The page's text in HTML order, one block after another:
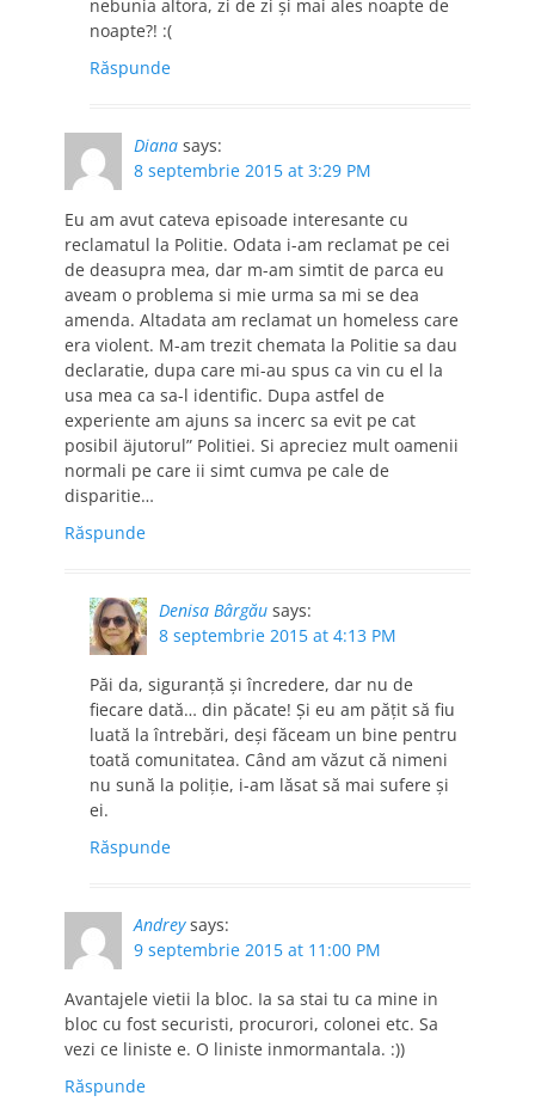
nebunia altora, zi de zi și mai ales noapte de
noapte?! :(
Răspunde
Diana says:
8 septembrie 2015 at 3:29 PM
Eu am avut cateva episoade interesante cu
reclamatul la Politie. Odata i-am reclamat pe cei
de deasupra mea, dar m-am simtit de parca eu
aveam o problema si mie urma sa mi se dea
amenda. Altadata am reclamat un homeless care
era violent. M-am trezit chemata la Politie sa dau
declaratie, dupa care mi-au spus ca vin cu el la
usa mea ca sa-l identific. Dupa astfel de
experiente am ajuns sa incerc sa evit pe cat
posibil äjutorul” Politiei. Si apreciez mult oamenii
normali pe care ii simt cumva pe cale de
disparitie…
Răspunde
Denisa Bârgău says:
8 septembrie 2015 at 4:13 PM
Păi da, siguranță și încredere, dar nu de
fiecare dată… din păcate! Și eu am pățit să fiu
luată la întrebări, deși făceam un bine pentru
toată comunitatea. Când am văzut că nimeni
nu sună la poliție, i-am lăsat să mai sufere și
ei.
Răspunde
Andrey says:
9 septembrie 2015 at 11:00 PM
Avantajele vietii la bloc. Ia sa stai tu ca mine in
bloc cu fost securisti, procurori, colonei etc. Sa
vezi ce liniste e. O liniste inmormantala. :))
Răspunde